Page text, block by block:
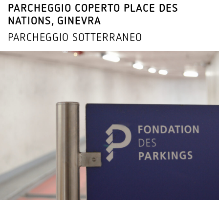
PARCHEGGIO COPERTO PLACE DES
NATIONS, GINEVRA
PARCHEGGIO SOTTER­RANEO